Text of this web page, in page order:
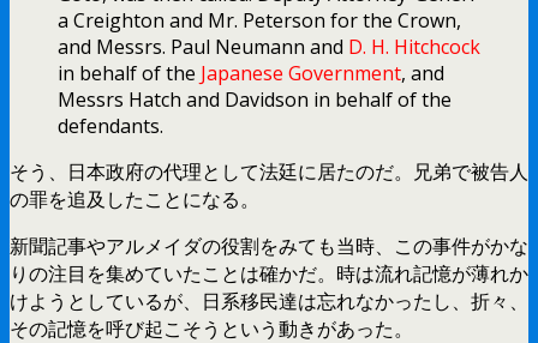
a Creighton and Mr. Peterson for the Crown,
and Messrs. Paul Neumann and D. H. Hitchcock
in behalf of the Japanese Government, and
Messrs Hatch and Davidson in behalf of the
defendants.
そう、日本政府の代理として法廷に居たのだ。兄弟で被告人
の罪を追及したことになる。
新聞記事やアルメイダの役割をみても当時、この事件がかな
りの注目を集めていたことは確かだ。時は流れ記憶が薄れか
けようとしているが、日系移民達は忘れなかったし、折々、
その記憶を呼び起こそうという動きがあった。